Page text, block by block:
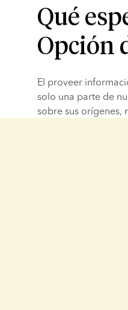
Qué
Opción
El proveer
solo una parte de
sobre sus orígenes,